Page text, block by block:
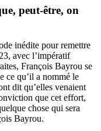
peut-être, on
inédite pour remettre
avec l’impératif
François Bayrou se
ce qu’il a nommé le
dit qu’elles venaient
que cet effort,
chose qui sera
Bayrou.